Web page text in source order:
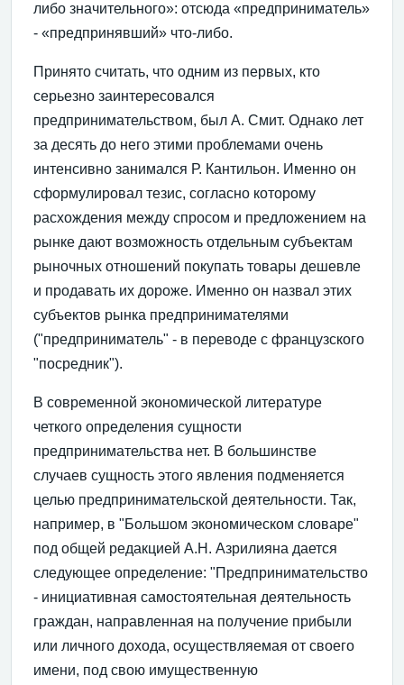
либо значительного»: отсюда «предприниматель»
- «предпринявший» что-либо.
Принято считать, что одним из первых, кто
серьезно заинтересовался
предпринимательством, был А. Смит. Однако лет
за десять до него этими проблемами очень
интенсивно занимался Р. Кантильон. Именно он
сформулировал тезис, согласно которому
расхождения между спросом и предложением на
рынке дают возможность отдельным субъектам
рыночных отношений покупать товары дешевле
и продавать их дороже. Именно он назвал этих
субъектов рынка предпринимателями
("предприниматель" - в переводе с французского
"посредник").
В современной экономической литературе
четкого определения сущности
предпринимательства нет. В большинстве
случаев сущность этого явления подменяется
целью предпринимательской деятельности. Так,
например, в "Большом экономическом словаре"
под общей редакцией А.Н. Азрилияна дается
следующее определение: "Предпринимательство
- инициативная самостоятельная деятельность
граждан, направленная на получение прибыли
или личного дохода, осуществляемая от своего
имени, под свою имущественную